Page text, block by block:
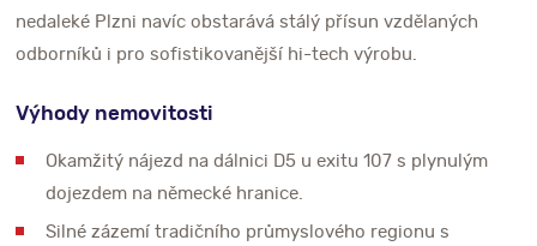
nedaleké Plzni navíc obstarává stálý přísun vzdělaných
odborníků i pro sofistikovanější hi-tech výrobu.
Výhody nemovitosti
Okamžitý nájezd na dálnici D5 u exitu 107 s plynulým
dojezdem na německé hranice.
Silné zázemí tradičního průmyslového regionu s